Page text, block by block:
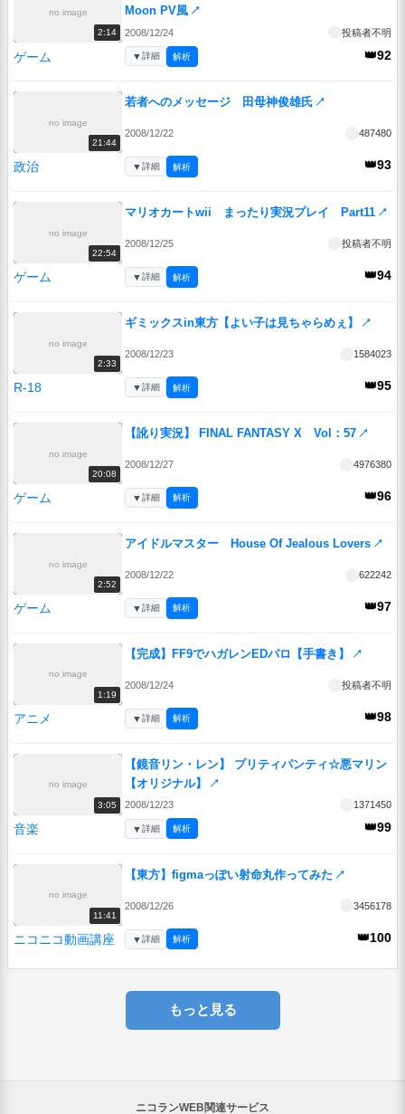
no image
2:14
Moon PV風 ↗
2008/12/24 投稿者不明
ゲーム 👑92
▼詳細 解析
no image
21:44
若者へのメッセージ 田母神俊雄氏 ↗
2008/12/22 487480
政治 👑93
▼詳細 解析
no image
22:54
マリオカートwii まったり実況プレイ Part11 ↗
2008/12/25 投稿者不明
ゲーム 👑94
▼詳細 解析
no image
2:33
ギミックスin東方【よい子は見ちゃらめぇ】 ↗
2008/12/23 1584023
R-18 👑95
▼詳細 解析
no image
20:08
【訛り実況】 FINAL FANTASY X Vol：57 ↗
2008/12/27 4976380
ゲーム 👑96
▼詳細 解析
no image
2:52
アイドルマスター House Of Jealous Lovers ↗
2008/12/22 622242
ゲーム 👑97
▼詳細 解析
no image
1:19
【完成】FF9でハガレンEDパロ【手書き】 ↗
2008/12/24 投稿者不明
アニメ 👑98
▼詳細 解析
no image
3:05
【鏡音リン・レン】 プリティパンティ☆悪マリン
【オリジナル】
↗
2008/12/23 1371450
音楽 👑99
▼詳細 解析
no image
11:41
【東方】figmaっぽい射命丸作ってみた ↗
2008/12/26 3456178
ニコニコ動画講座 👑100
▼詳細 解析
もっと見る
ニコランWEB関連サービス